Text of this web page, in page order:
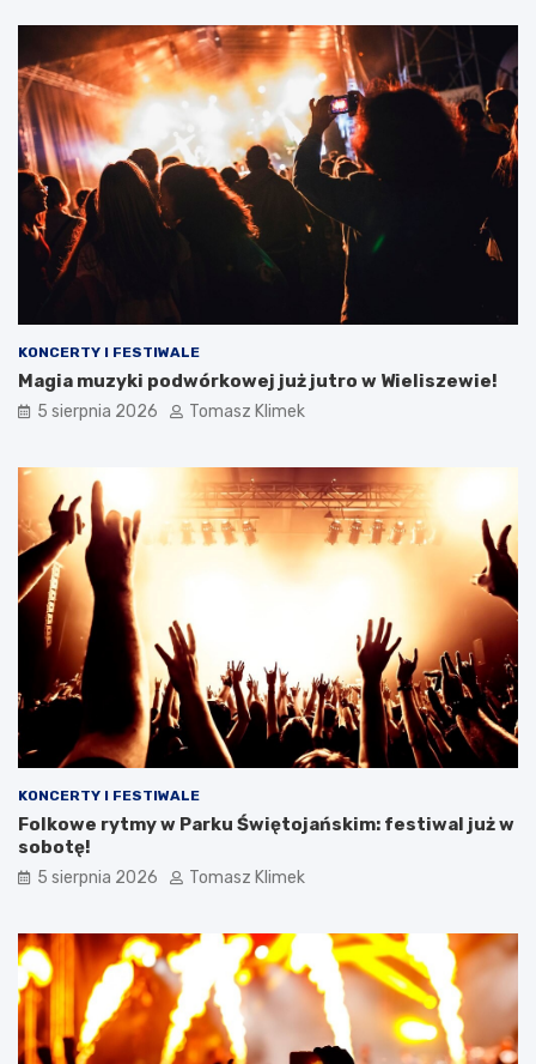
KONCERTY I FESTIWALE
Magia muzyki podwórkowej już jutro w Wieliszewie!
5 sierpnia 2026 Tomasz Klimek
KONCERTY I FESTIWALE
Folkowe rytmy w Parku Świętojańskim: festiwal już w
sobotę!
5 sierpnia 2026 Tomasz Klimek